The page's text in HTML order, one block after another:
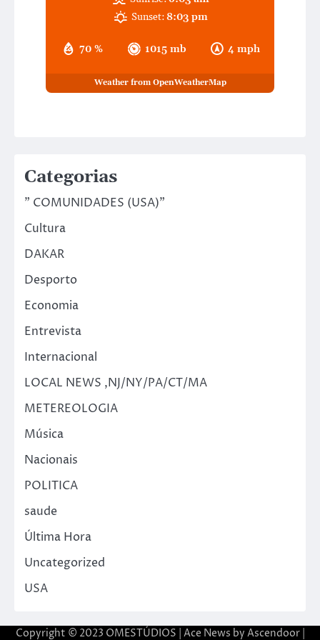
70 % 1015 mb 4 mph
Sunset:8:03 pm
Weather from OpenWeatherMap
Categorias
" COMUNIDADES (USA)"
Cultura
DAKAR
Desporto
Economia
Entrevista
Internacional
LOCAL NEWS ,NJ/NY/PA/CT/MA
METEREOLOGIA
Música
Nacionais
POLITICA
saude
Última Hora
Uncategorized
USA
Copyright © 2023 OMESTÚDIOS | Ace News by Ascendoor|